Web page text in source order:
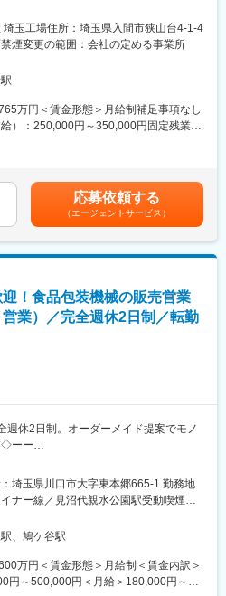
環境に優しいため、カーボンニュート
りが期待されます。
き固める”粉末冶金製法”の専門メーカー
要製品です。
電などの小型精密モーター用軸受で世
業務
】
く、お客様と社内の設計部門をつなぐ
ポジションです！
を売り込む営業ではなく、お客様の要
う、社内の設計担当や製造担当と連携
を行います！
け、製品完成まで伴走する“サポート型
教育体制～
自社工場で研修
ベーターや空調設備、工場の生産設備
案件から担当し、徐々に既存顧客を引
しながら業務を進められるため、効率
す！
取引のある大手企業が中心です
関するご相談をいただき、要望や納
設計担当へ共有し、製品仕様の検討を
が行うため、営業はお客様と社内をつ
ます
いながら、製品完成までサポートしま
埼玉工場住所：埼玉県入間市狭山台4-1-4
煙変更の範囲：会社の定める事業所
万円＜賃金形態＞月給制補足事項なし
）：250,000円～350,000円固定残業手
験・能力を考慮した上で決定■賞与：年
7か月支給実績あり※個人差あり■モデ
／ 35歳 技術営業職 経験10年・年収
職 経験16年■各種手当有り：（例）技術
あくまでも目安の金額であり、選考を
応募依頼する
（エージェントサービス）
迎！食品包装機械の販売営業
業）／完全週休2日制／転勤
休2日制。オーダーメイド提案でモノ
◇ーー
く関われる仕事です。
子・スープ・野菜・機械部品等）の包
・メンテナンスを手掛けている当社に
業として既存顧客を中心とした営業活
埼玉県川口市大字東本郷665-1 勤務地
ナー線／見沼代親水公園駅受動喫煙対
り変更の範囲：会社の定める事業所
、鳩ケ谷駅
万円＜賃金形態＞月給制＜賃金内訳＞
円～500,000円＜月給＞180,000円～